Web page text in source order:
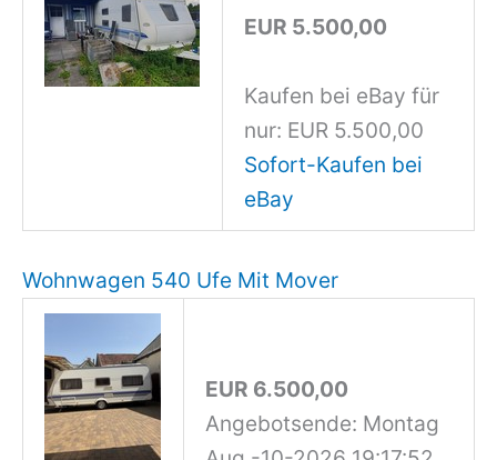
EUR 5.500,00
Kaufen bei eBay für
nur: EUR 5.500,00
Sofort-Kaufen bei
eBay
Wohnwagen 540 Ufe Mit Mover
EUR 6.500,00
Angebotsende: Montag